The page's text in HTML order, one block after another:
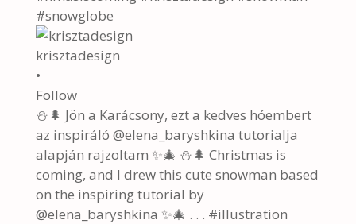
krisztadesign
•
Follow
⛄🌲 Jön a Karácsony, ezt a kedves hóembert
az inspiráló @elena_baryshkina tutorialja
alapján rajzoltam ✨🎄 ⛄🌲 Christmas is
coming, and I drew this cute snowman based
on the inspiring tutorial by
@elena_baryshkina ✨🎄 . . . #illustration